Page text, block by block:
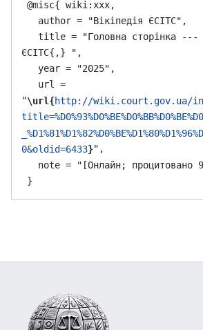
ЄСІТС{,} ",
"\url{http://wiki.court.gov.ua/
0&oldid=6433}",